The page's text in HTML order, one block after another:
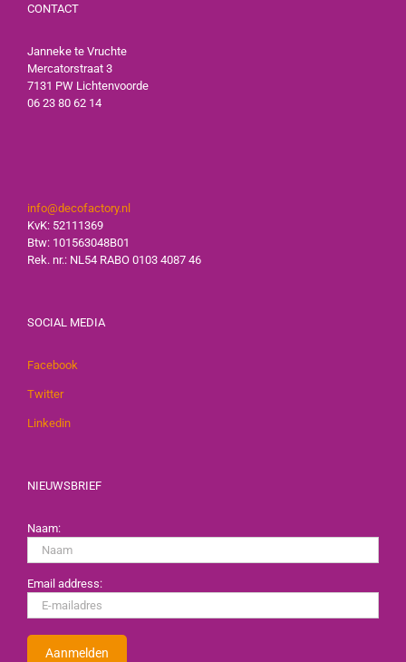
CONTACT
Janneke te Vruchte
Mercatorstraat 3
7131 PW Lichtenvoorde
06 23 80 62 14
info@decofactory.nl
KvK: 52111369
Btw: 101563048B01
Rek. nr.: NL54 RABO 0103 4087 46
SOCIAL MEDIA
Facebook
Twitter
Linkedin
NIEUWSBRIEF
Naam:
Email address: